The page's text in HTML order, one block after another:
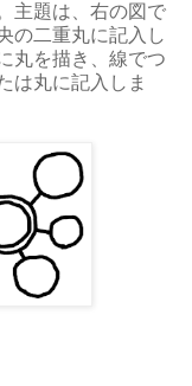
主題は、右の図で
の二重丸に記入し
丸を描き、線でつ
は丸に記入しま